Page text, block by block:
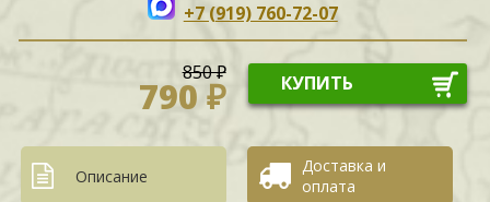
+7 (919) 760-72-07
850 ₽
790 ₽ КУПИТЬ
Описание
Доставка и
оплата